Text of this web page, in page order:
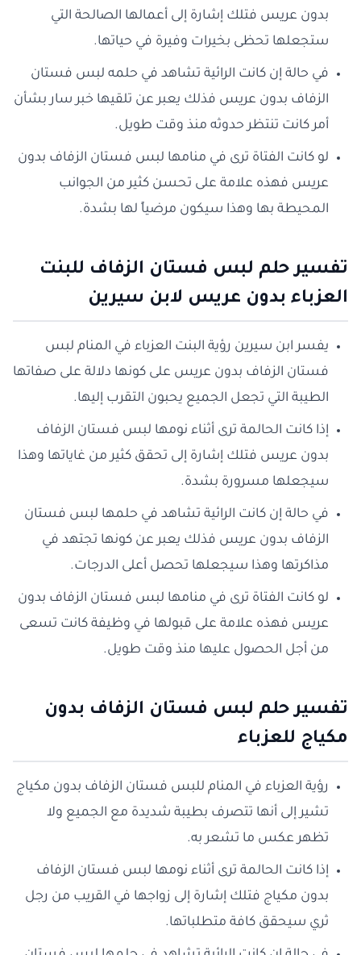
بدون عريس فتلك إشارة إلى أعمالها الصالحة التي
ستجعلها تحظى بخيرات وفيرة في حياتها.
في حالة إن كانت الرائية تشاهد في حلمه لبس فستان
الزفاف بدون عريس فذلك يعبر عن تلقيها خبر سار بشأن
أمر كانت تنتظر حدوثه منذ وقت طويل.
لو كانت الفتاة ترى في منامها لبس فستان الزفاف بدون
عريس فهذه علامة على تحسن كثير من الجوانب
المحيطة بها وهذا سيكون مرضياً لها بشدة.
تفسير حلم لبس فستان الزفاف للبنت
العزباء بدون عريس لابن سيرين
يفسر ابن سيرين رؤية البنت العزباء في المنام لبس
فستان الزفاف بدون عريس على كونها دلالة على صفاتها
الطيبة التي تجعل الجميع يحبون التقرب إليها.
إذا كانت الحالمة ترى أثناء نومها لبس فستان الزفاف
بدون عريس فتلك إشارة إلى تحقق كثير من غاياتها وهذا
سيجعلها مسرورة بشدة.
في حالة إن كانت الرائية تشاهد في حلمها لبس فستان
الزفاف بدون عريس فذلك يعبر عن كونها تجتهد في
مذاكرتها وهذا سيجعلها تحصل أعلى الدرجات.
لو كانت الفتاة ترى في منامها لبس فستان الزفاف بدون
عريس فهذه علامة على قبولها في وظيفة كانت تسعى
من أجل الحصول عليها منذ وقت طويل.
تفسير حلم لبس فستان الزفاف بدون
مكياج للعزباء
رؤية العزباء في المنام للبس فستان الزفاف بدون مكياج
تشير إلى أنها تتصرف بطيبة شديدة مع الجميع ولا
تظهر عكس ما تشعر به.
إذا كانت الحالمة ترى أثناء نومها لبس فستان الزفاف
بدون مكياج فتلك إشارة إلى زواجها في القريب من رجل
ثري سيحقق كافة متطلباتها.